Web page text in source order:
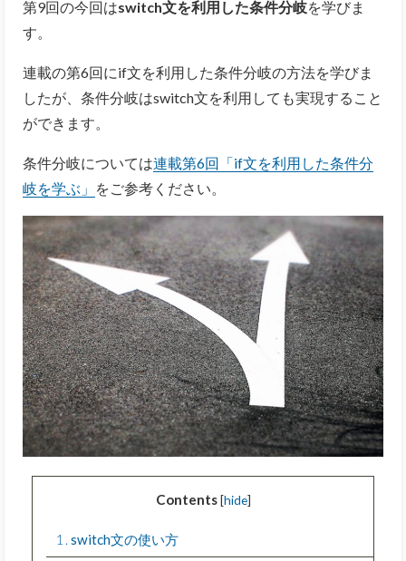
第9回の今回はswitch文を利用した条件分岐を学びま
す。
連載の第6回にif文を利用した条件分岐の方法を学びま
したが、条件分岐はswitch文を利用しても実現すること
ができます。
条件分岐については連載第6回「if文を利用した条件分
岐を学ぶ」 をご参考ください。
Contents [hide]
1 switch文の使い方